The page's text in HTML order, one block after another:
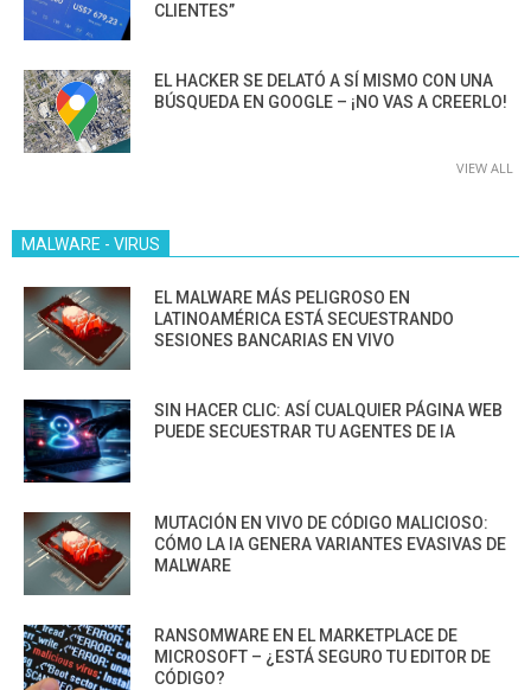
CLIENTES”
EL HACKER SE DELATÓ A SÍ MISMO CON UNA
BÚSQUEDA EN GOOGLE – ¡NO VAS A CREERLO!
VIEW ALL
MALWARE - VIRUS
EL MALWARE MÁS PELIGROSO EN
LATINOAMÉRICA ESTÁ SECUESTRANDO
SESIONES BANCARIAS EN VIVO
SIN HACER CLIC: ASÍ CUALQUIER PÁGINA WEB
PUEDE SECUESTRAR TU AGENTES DE IA
MUTACIÓN EN VIVO DE CÓDIGO MALICIOSO:
CÓMO LA IA GENERA VARIANTES EVASIVAS DE
MALWARE
RANSOMWARE EN EL MARKETPLACE DE
MICROSOFT – ¿ESTÁ SEGURO TU EDITOR DE
CÓDIGO?